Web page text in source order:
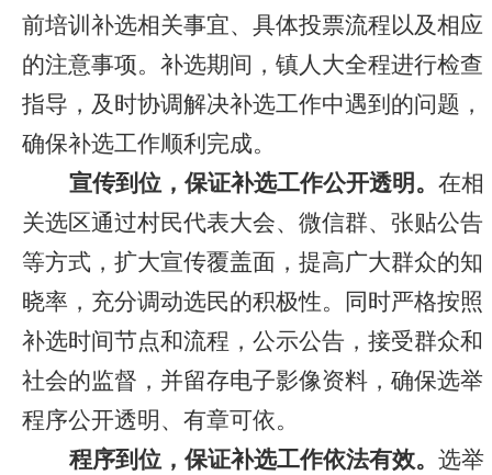
前培训补选相关事宜、具体投票流程以及相应
的注意事项。 补选期间，镇人大全程进行检查
指导，及时协调解决补选工作中遇到的问题，
确保补选工作顺利完成。
宣传到位，保证补选工作公开透明。 在相
关选区通过村民代表大会、微信群、张贴公告
等方式，扩大宣传覆盖面，提高广大群众的知
晓率，充分调动选民的积极性。同时严格按照
补选时间节点和流程，公示公告，接受群众和
社会的监督，并留存电子影像资料，确保选举
程序公开透明、有章可依。
程序到位，保证补选工作依法有效。 选举